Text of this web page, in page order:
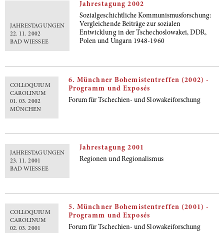
JAHRESTAGUNGEN
22. 11. 2002
BAD WIESSEE
Jahrestagung 2002
Sozialgeschichtliche Kommunismusforschung:
Vergleichende Beiträge zur sozialen
Entwicklung in der Tschechoslowakei, DDR,
Polen und Ungarn 1948-1960
COLLOQUIUM
CAROLINUM
01. 03. 2002
MÜNCHEN
6. Münchner Bohemistentreffen (2002) -
Programm und Exposés
Forum für Tschechien- und Slowakeiforschung
JAHRESTAGUNGEN
23. 11. 2001
BAD WIESSEE
Jahrestagung 2001
Regionen und Regionalismus
COLLOQUIUM
CAROLINUM
02. 03. 2001
5. Münchner Bohemistentreffen (2001) -
Programm und Exposés
Forum für Tschechien- und Slowakeiforschung